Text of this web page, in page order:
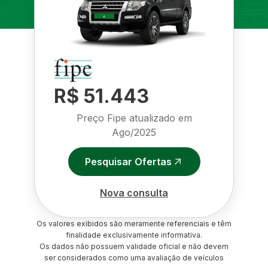
R$ 51.443
Preço Fipe atualizado em
Ago/2025
Pesquisar Ofertas
Nova consulta
Os valores exibidos são meramente referenciais e têm
finalidade exclusivamente informativa.
Os dados não possuem validade oficial e não devem
ser considerados como uma avaliação de veículos